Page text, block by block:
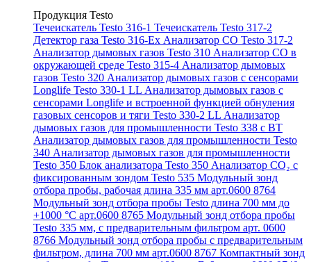
Продукция Testo
Течеискатель Testo 316-1 Течеискатель Testo 317-2
Детектор газа Testo 316-Ex Анализатор CO Testo 317-2
Анализатор дымовых газов Testo 310 Анализатор CO в
окружающей среде Testo 315-4 Анализатор дымовых
газов Testo 320 Анализатор дымовых газов с сенсорами
Longlife Testo 330-1 LL Анализатор дымовых газов с
сенсорами Longlife и встроенной функцией обнуления
газовых сенсоров и тяги Testo 330-2 LL Анализатор
дымовых газов для промышленности Testo 338 с BT
Анализатор дымовых газов для промышленности Testo
340 Анализатор дымовых газов для промышленности
Testo 350 Блок анализатора Testo 350 Анализатор СО₂ с
фиксированным зондом Testo 535 Модульный зонд
отбора пробы, рабочая длина 335 мм арт.0600 8764
Модульный зонд отбора пробы Testo длина 700 мм до
+1000 °С арт.0600 8765 Модульный зонд отбора пробы
Testo 335 мм, с предварительным фильтром арт. 0600
8766 Модульный зонд отбора пробы с предварительным
фильтром, длина 700 мм арт.0600 8767 Компактный зонд